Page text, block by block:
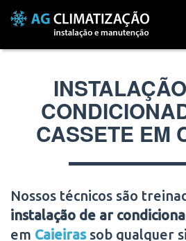
CASSETE EM
Nossos técnicos são
instalação de ar
em Caieirassob qualquer